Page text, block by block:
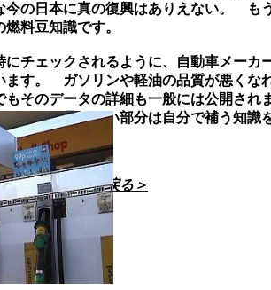
の日本に真の復興はありえない。 も
燃料豆知識です。
チェックされるように、自動車メーカ
ます。 ガソリンや軽油の品質が悪くな
そのデータの詳細も一般には公開さ
ょう。
足りない部分は自分で補う知識
サイトマップに戻る＞